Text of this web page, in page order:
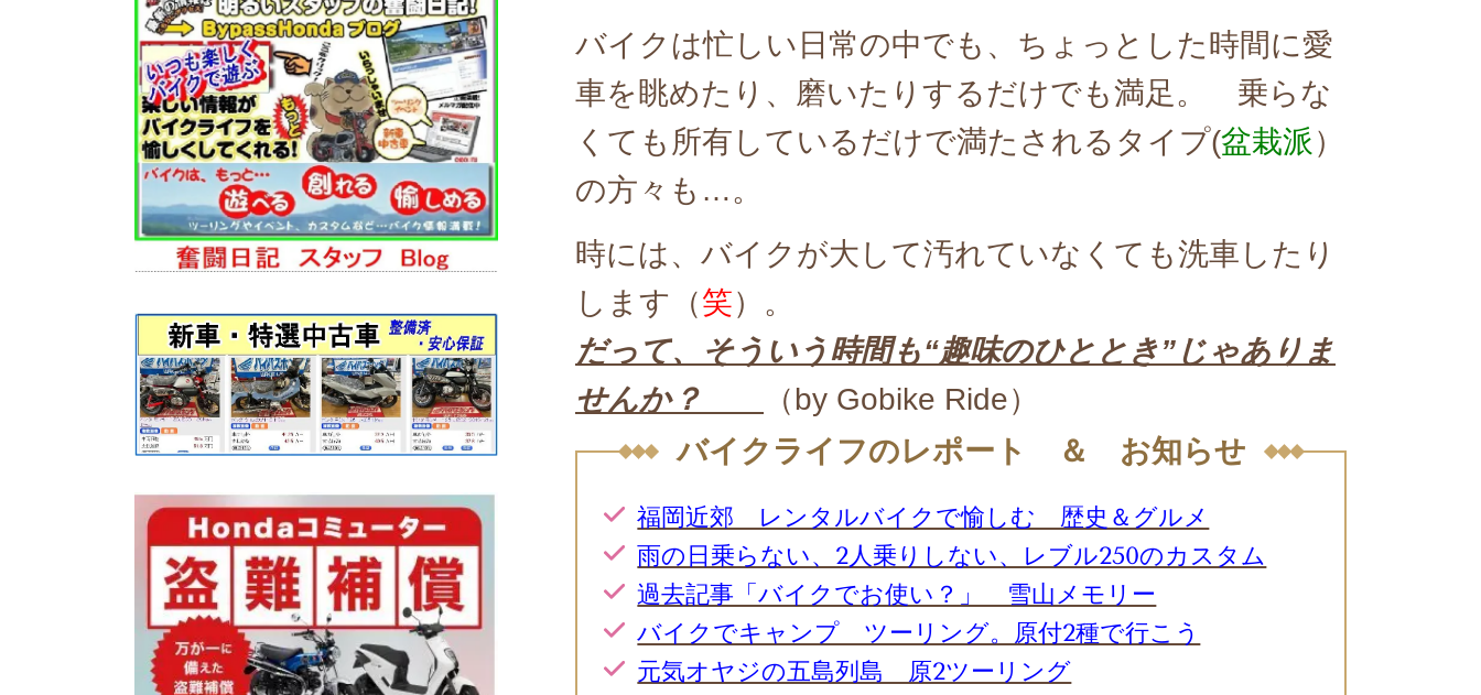
バイクは忙しい日常の中でも、ちょっとした時間に愛
車を眺めたり、磨いたりするだけでも満足。 乗らな
くても所有しているだけで満たされるタイプ(盆栽派）
の方々も…。
時には、バイクが大して汚れていなくても洗車したり
します（笑）。
だって、そういう時間も“趣味のひととき”じゃありま
せんか？
（by Gobike Ride）
バイクライフのレポート ＆ お知らせ
福岡近郊 レンタルバイクで愉しむ 歴史＆グルメ
雨の日乗らない、2人乗りしない、レブル250のカスタム
過去記事「バイクでお使い？」 雪山メモリー
バイクでキャンプ ツーリング。原付2種で行こう
元気オヤジの五島列島 原2ツーリング